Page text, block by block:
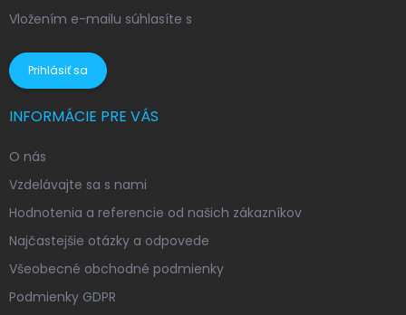
Vložením e-mailu súhlasíte s
Prihlásiť sa
INFORMÁCIE PRE VÁS
O nás
Vzdelávajte sa s nami
Hodnotenia a referencie od našich zákazníkov
Najčastejšie otázky a odpovede
Všeobecné obchodné podmienky
Podmienky GDPR